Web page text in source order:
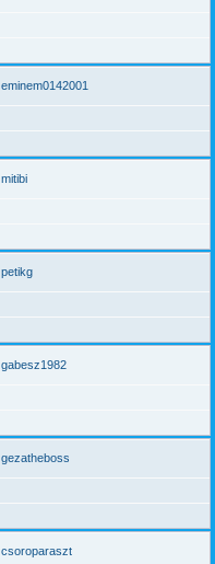
eminem0142001
mitibi
petikg
gabesz1982
gezatheboss
csoroparaszt